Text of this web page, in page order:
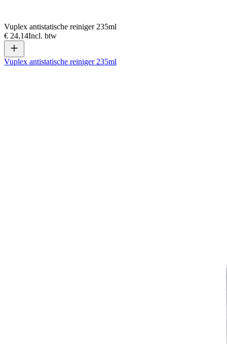
Vuplex antistatische reiniger 235ml
€ 24,14Incl. btw
Vuplex antistatische reiniger 235ml